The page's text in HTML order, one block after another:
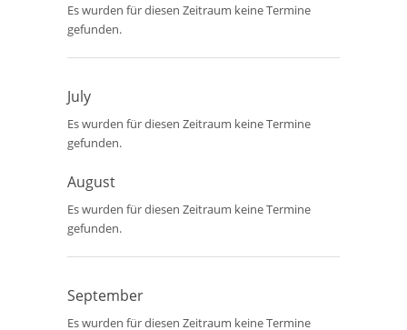
Es wurden für diesen Zeitraum keine Termine
gefunden.
July
Es wurden für diesen Zeitraum keine Termine
gefunden.
August
Es wurden für diesen Zeitraum keine Termine
gefunden.
September
Es wurden für diesen Zeitraum keine Termine